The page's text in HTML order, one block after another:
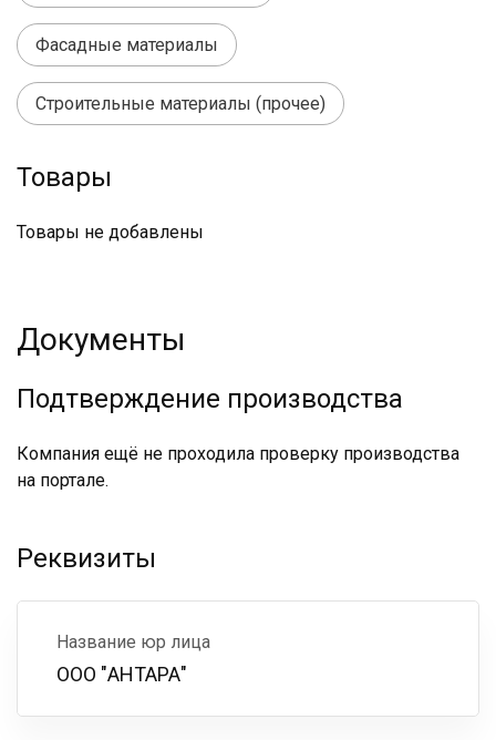
Фасадные материалы
Строительные материалы (прочее)
Товары
Товары не добавлены
Документы
Подтверждение производства
Компания ещё не проходила проверку производства
на портале.
Реквизиты
Название юр лица
ООО "АНТАРА"